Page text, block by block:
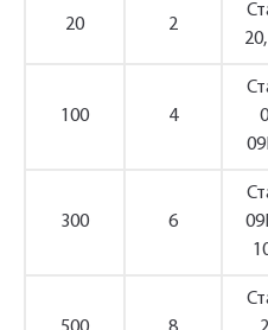
20 2
100 4
300 6